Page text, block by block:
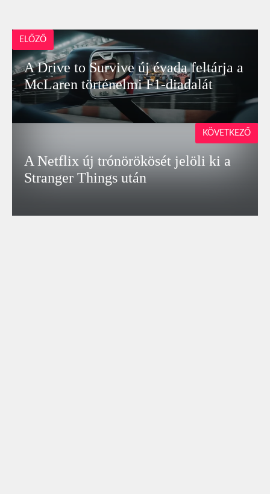
ELŐZŐ
A Drive to Survive új évada feltárja a
McLaren történelmi F1‑diadalát
A Netflix új trónörökösét jelöli ki a
Stranger Things után
KÖVETKEZŐ